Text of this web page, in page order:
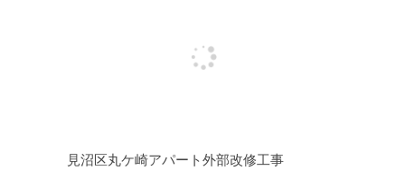
見沼区丸ケ崎アパート外部改修工事